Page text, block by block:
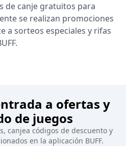
de canje gratuitos para
se realizan promociones
a sorteos especiales y rifas
a ofertas y
de juegos
canjea códigos de descuento y
en la aplicación BUFF.